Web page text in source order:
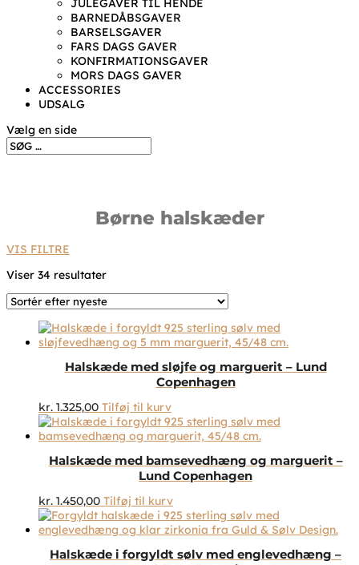
JULEGAVER TIL HENDE
BARNEDÅBSGAVER
BARSELSGAVER
FARS DAGS GAVER
KONFIRMATIONSGAVER
MORS DAGS GAVER
ACCESSORIES
UDSALG
Vælg en side
Børne halskæder
VIS FILTRE
Viser 34 resultaterSorteret
seneste
Halskæde med sløjfe og marguerit – Lund
Copenhagen
kr. 1.325,00 Tilføj til kurv
Halskæde med bamsevedhæng og marguerit –
Lund Copenhagen
kr. 1.450,00 Tilføj til kurv
Halskæde i forgyldt sølv med englevedhæng –